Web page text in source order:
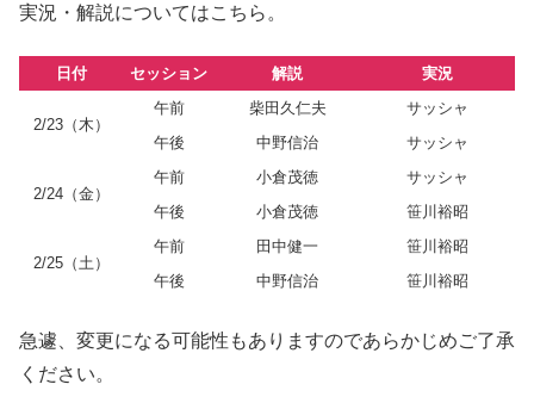
実況・解説についてはこちら。
日付 セッション 解説 実況
2/23（木）
午前 柴田久仁夫
サッシャ
午後
中野信治 サッシャ
2/24（金）
午前 小倉茂徳
サッシャ
午後
小倉茂徳 笹川裕昭
2/25（土）
午前 田中健一
笹川裕昭
午後
中野信治 笹川裕昭
急遽、変更になる可能性もありますのであらかじめご了承
ください。